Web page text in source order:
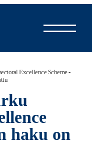
Excellence Scheme -
haku on